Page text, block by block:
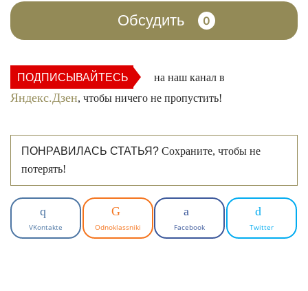
Обсудить 0
ПОДПИСЫВАЙТЕСЬ на наш канал в
Яндекс.Дзен, чтобы ничего не пропустить!
ПОНРАВИЛАСЬ СТАТЬЯ? Сохраните, чтобы не
потерять!
VKontakte Odnoklassniki Facebook Twitter